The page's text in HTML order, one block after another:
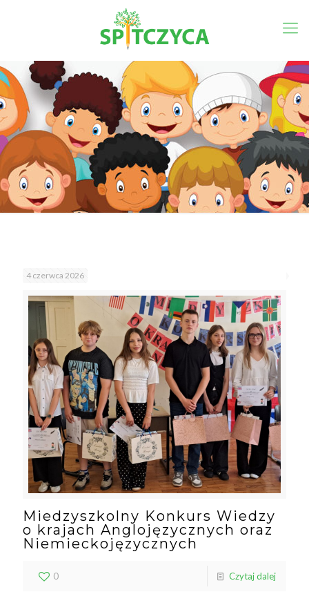
4 czerwca 2026
Miedzyszkolny Konkurs Wiedzy
o krajach Anglojęzycznych oraz
Niemieckojęzycznych
0 Czytaj dalej